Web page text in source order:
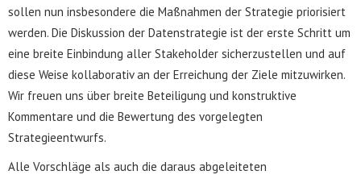
sollen nun insbesondere die Maßnahmen der Strategie priorisiert
werden. Die Diskussion der Datenstrategie ist der erste Schritt um
eine breite Einbindung aller Stakeholder sicherzustellen und auf
diese Weise kollaborativ an der Erreichung der Ziele mitzuwirken.
Wir freuen uns über breite Beteiligung und konstruktive
Kommentare und die Bewertung des vorgelegten
Strategieentwurfs.
Alle Vorschläge als auch die daraus abgeleiteten